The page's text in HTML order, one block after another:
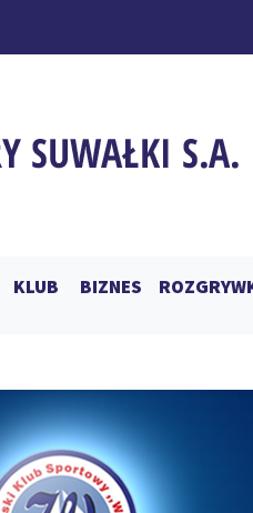
KLUB BIZNES